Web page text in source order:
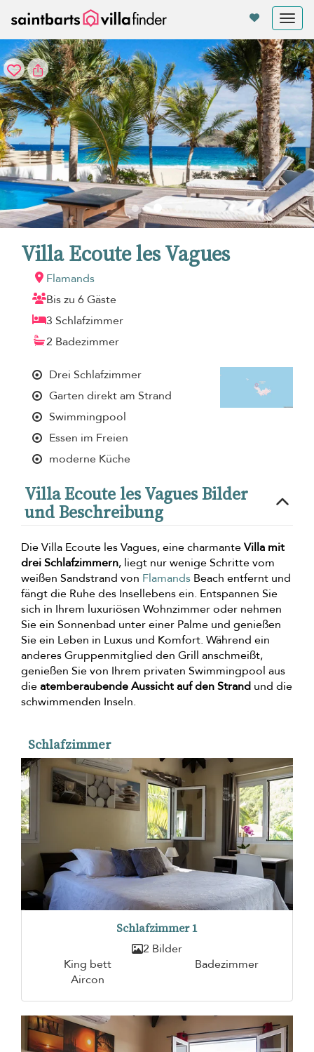
Villa Ecoute les Vagues
Flamands
Bis zu 6 Gäste
3 Schlafzimmer
2 Badezimmer
Drei Schlafzimmer
Garten direkt am Strand
Swimmingpool
Essen im Freien
moderne Küche
Villa Ecoute les Vagues Bilder
und Beschreibung
Die Villa Ecoute les Vagues, eine charmanteVilla mit
drei Schlafzimmern, liegt nur wenige Schritte vom
weißen Sandstrand von Flamands Beach entfernt und
fängt die Ruhe des Insellebens ein. Entspannen Sie
sich in Ihrem luxuriösen Wohnzimmer oder nehmen
Sie ein Sonnenbad unter einer Palme und genießen
Sie ein Leben in Luxus und Komfort. Während ein
anderes Gruppenmitglied den Grill anschmeißt,
genießen Sie von Ihrem privaten Swimmingpool aus
dieatemberaubende Aussicht auf den Strand und die
schwimmenden Inseln.
Schlafzimmer
Schlafzimmer 1
2 Bilder
King bett
Badezimmer
Aircon
Cookie-Einstellungen